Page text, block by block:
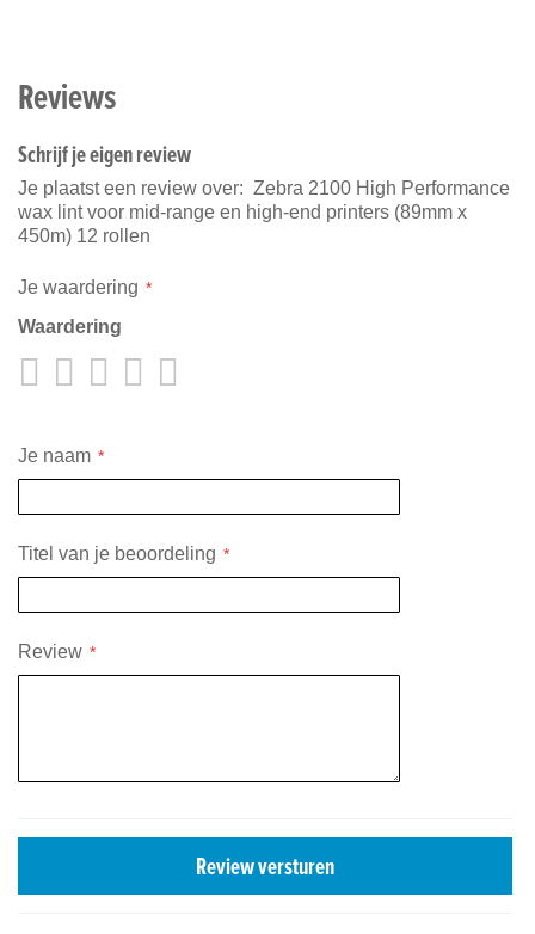
Reviews
Schrijf je eigen review
Je plaatst een review over: Zebra 2100 High Performance
wax lint voor mid-range en high-end printers (89mm x
450m) 12 rollen
Je waardering
Waardering
1
star
2
stars
3
stars
4
stars
Je naam
Titel van je beoordeling
Review
Review versturen